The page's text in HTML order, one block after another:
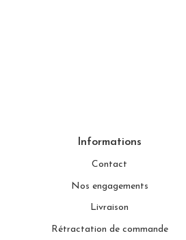
Informations
Contact
Nos engagements
Livraison
Rétractation de commande